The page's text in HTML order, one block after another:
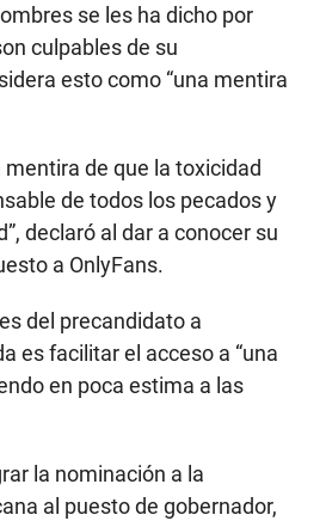
se les ha dicho por
culpables de su
esto como “una mentira
mentira de que la toxicidad
de todos los pecados y
declaró al dar a conocer su
a OnlyFans.
del precandidato a
es facilitar el acceso a “una
en poca estima a las
la nominación a la
al puesto de gobernador,